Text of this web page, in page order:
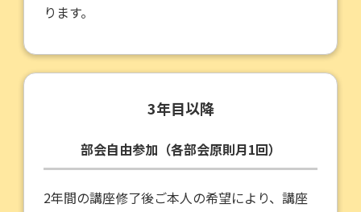
ります。
3年目以降
部会自由参加（各部会原則月1回）
2年間の講座修了後ご本人の希望により、講座